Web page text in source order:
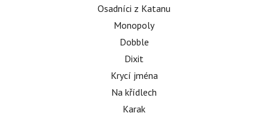
Osadníci z Katanu
Monopoly
Dobble
Dixit
Krycí jména
Na křídlech
Karak